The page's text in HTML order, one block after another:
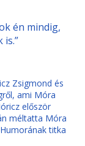
én mindig,
Zsigmond és
ami Móra
először
méltatta Móra
titka